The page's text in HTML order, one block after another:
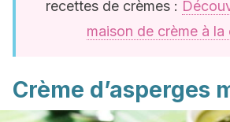
recettes de crèmes :
maison de crème à la
Crème d’asperges